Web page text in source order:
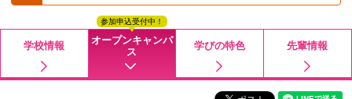
学校情報
オープンキャンパ
ス
参加申込受付中！
学びの特色 先輩情報